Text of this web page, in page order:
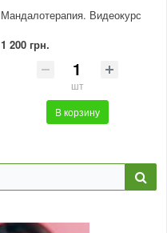
Мандалотерапия. Видеокурс
1 200 грн.
шт
В корзину